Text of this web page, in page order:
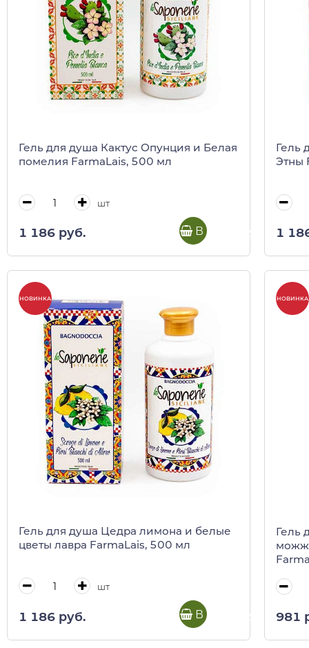
Гель для душа Кактус Опунция и Белая
помелия FarmaLais, 500 мл
шт
1 186 руб. В корзину
Гель
Этны
1
НОВИНКА
Гель для душа Цедра лимона и белые
цветы лавра FarmaLais, 500 мл
шт
1 186 руб. В корзину
НОВИНКА
Гель
981